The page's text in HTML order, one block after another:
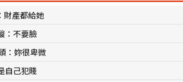
財產都給她
：不要臉
：妳很卑微
自己犯賤